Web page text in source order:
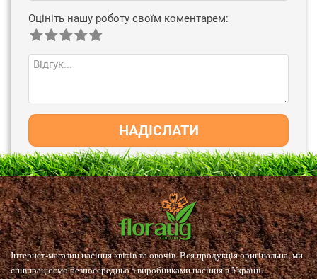
Оцініть нашу роботу своїм коментарем:
НАДІСЛАТИ
Інтернет-магазин насіння квітів та овочів. Вся продукція оригінальна, ми
співпрацюємо безпосередньо з виробниками насіння в Україні.